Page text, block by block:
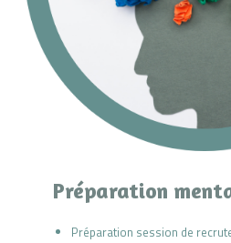
Préparation
Préparation session de